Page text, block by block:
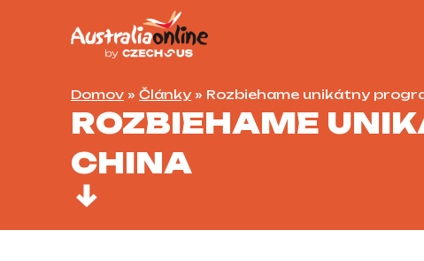
Domov » Články» Rozbiehame unikátny
ROZBIEHAME
CHINA